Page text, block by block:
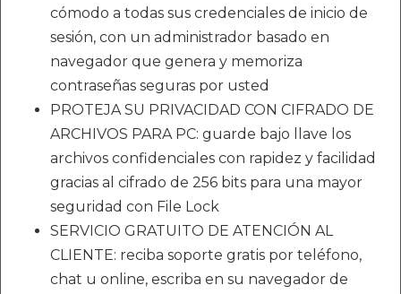
cómodo a todas sus credenciales de inicio de
sesión, con un administrador basado en
navegador que genera y memoriza
contraseñas seguras por usted
PROTEJA SU PRIVACIDAD CON CIFRADO DE
ARCHIVOS PARA PC: guarde bajo llave los
archivos confidenciales con rapidez y facilidad
gracias al cifrado de 256 bits para una mayor
seguridad con File Lock
SERVICIO GRATUITO DE ATENCIÓN AL
CLIENTE: reciba soporte gratis por teléfono,
chat u online, escriba en su navegador de